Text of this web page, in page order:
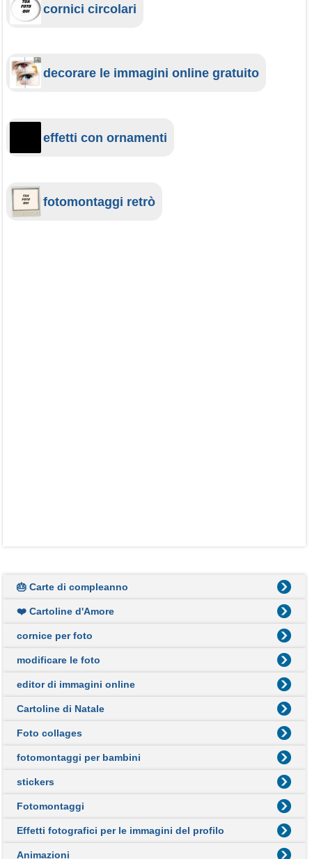
cornici circolari
decorare le immagini online gratuito
effetti con ornamenti
fotomontaggi retrò
🎂 Carte di compleanno
❤️ Cartoline d'Amore
cornice per foto
modificare le foto
editor di immagini online
Cartoline di Natale
Foto collages
fotomontaggi per bambini
stickers
Fotomontaggi
Effetti fotografici per le immagini del profilo
Animazioni